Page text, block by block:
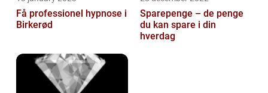
Få professionel hypnose i
Birkerød
Sparepenge – de penge
du kan spare i din
hverdag